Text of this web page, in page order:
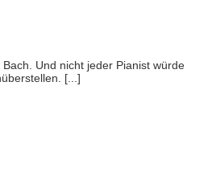
Und nicht jeder Pianist würde
[...]